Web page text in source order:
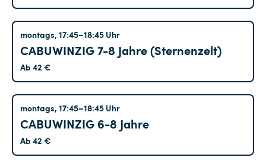
montags, 17:45–18:45 Uhr
CABUWINZIG 7-8 Jahre (Sternenzelt)
Ab 42 €
montags, 17:45–18:45 Uhr
CABUWINZIG 6-8 Jahre
Ab 42 €